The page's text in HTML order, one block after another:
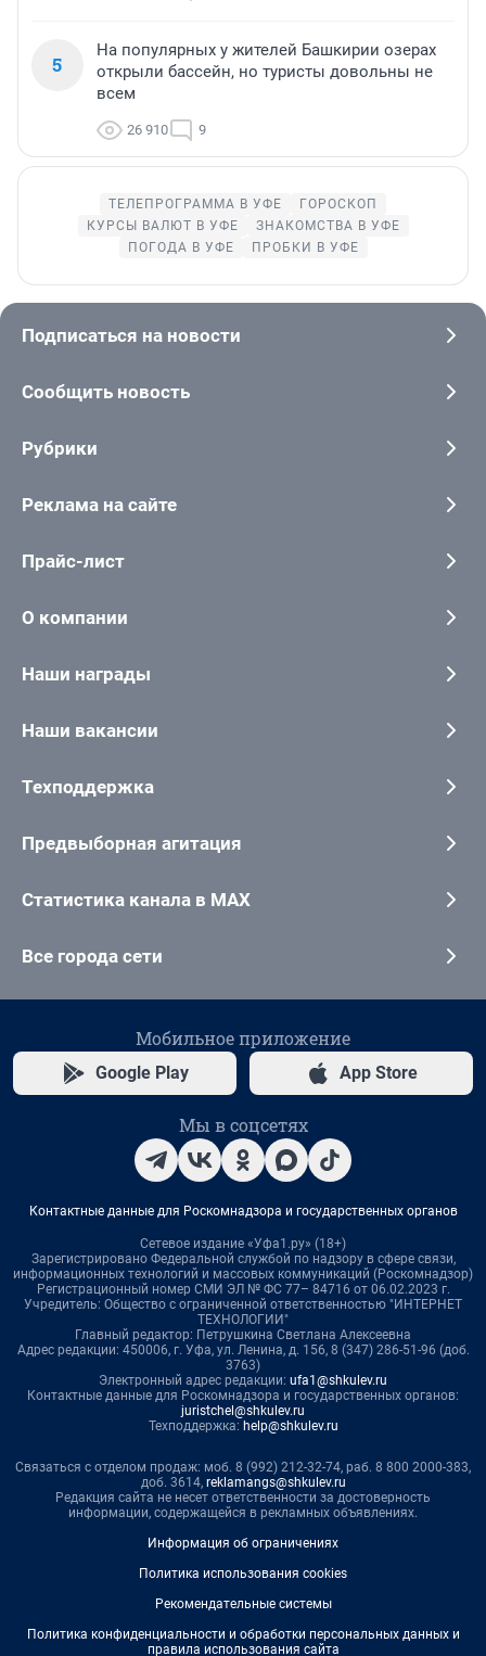
5
На популярных у жителей Башкирии озерах
открыли бассейн, но туристы довольны не
всем
26 910 9
ТЕЛЕПРОГРАММА В УФЕ
ГОРОСКОП
КУРСЫ ВАЛЮТ В УФЕ
ЗНАКОМСТВА В УФЕ
ПОГОДА В УФЕ
ПРОБКИ В УФЕ
Подписаться на новости
Сообщить новость
Рубрики
Реклама на сайте
Прайс-лист
О компании
Наши награды
Наши вакансии
Техподдержка
Предвыборная агитация
Статистика канала в MAX
Все города сети
Мобильное приложение
Google Play App Store
Мы в соцсетях
Контактные данные для Роскомнадзора и государственных органов
Сетевое издание «Уфа1.ру» (18+)
Зарегистрировано Федеральной службой по надзору в сфере связи,
информационных технологий и массовых коммуникаций (Роскомнадзор)
Регистрационный номер СМИ ЭЛ № ФС 77– 84716 от 06.02.2023 г.
Учредитель: Общество с ограниченной ответственностью "ИНТЕРНЕТ
ТЕХНОЛОГИИ"
Главный редактор: Петрушкина Светлана Алексеевна
Адрес редакции: 450006, г. Уфа, ул. Ленина, д. 156, 8 (347) 286-51-96 (доб.
3763)
Электронный адрес редакции: ufa1@shkulev.ru
Контактные данные для Роскомнадзора и государственных органов:
juristchel@shkulev.ru
Техподдержка: help@shkulev.ru
Связаться с отделом продаж: моб. 8 (992) 212-32-74, раб. 8 800 2000-383,
доб. 3614, reklamangs@shkulev.ru
Редакция сайта не несет ответственности за достоверность
информации, содержащейся в рекламных объявлениях.
Информация об ограничениях
Политика использования cookies
Рекомендательные системы
Политика конфиденциальности и обработки персональных данных и
правила использования сайта